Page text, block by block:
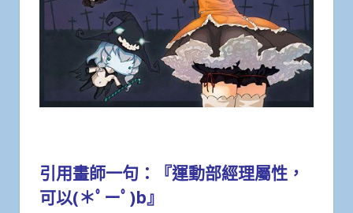
引用畫師一句：『運動部經理屬性，
可以(＊ﾟーﾟ)b』